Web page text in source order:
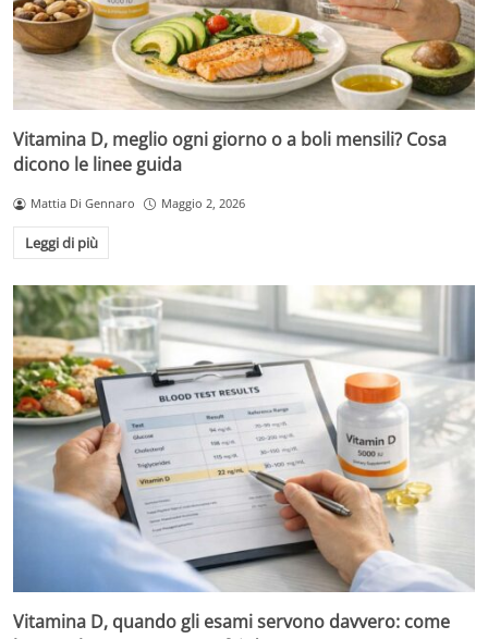
Vitamina D, meglio ogni giorno o a boli mensili? Cosa
dicono le linee guida
Mattia Di Gennaro Maggio 2, 2026
Leggi di più
Vitamina D, quando gli esami servono davvero: come